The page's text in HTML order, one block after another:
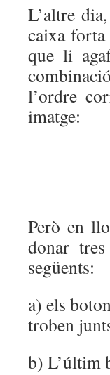
L’altre
caixa forta
que li
l’ordre
imatge:
Però en
donar
següents:
a) els
troben
b) L’últim